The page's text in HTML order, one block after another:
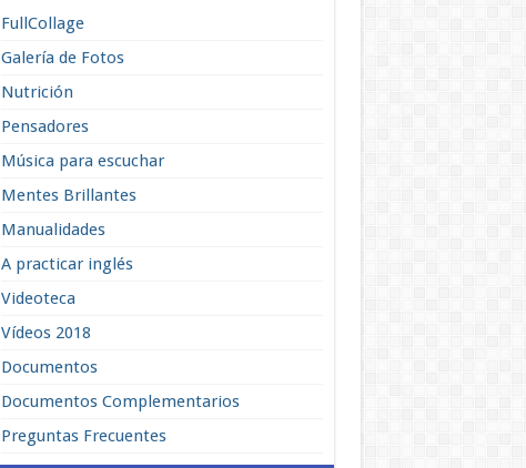
FullCollage
Galería de Fotos
Nutrición
Pensadores
Música para escuchar
Mentes Brillantes
Manualidades
A practicar inglés
Videoteca
Vídeos 2018
Documentos
Documentos Complementarios
Preguntas Frecuentes